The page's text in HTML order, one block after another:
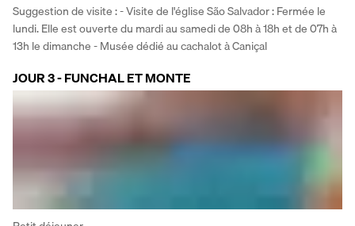
Suggestion de visite : - Visite de l'église São Salvador : Fermée le
lundi. Elle est ouverte du mardi au samedi de 08h à 18h et de 07h à
13h le dimanche - Musée dédié au cachalot à Caniçal
JOUR 3 - FUNCHAL ET MONTE